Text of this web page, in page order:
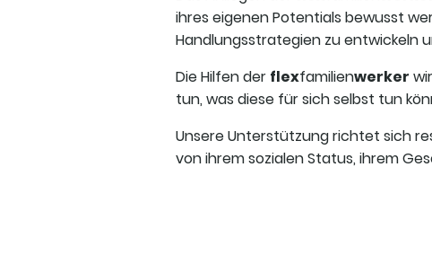
ihres eigenen Potentials bewusst
Handlungsstrategien zu entwickeln
Die Hilfen der flexfamilienwerker
tun, was diese für sich selbst tun
Unsere Unterstützung richtet sich
von ihrem sozialen Status, ihrem